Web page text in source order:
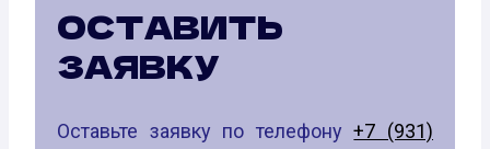
ОСТАВИТЬ
ЗАЯВКУ
Оставьте заявку по телефону+7 (931)